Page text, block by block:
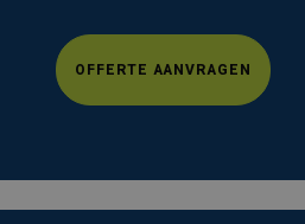
OFFERTE AANVRAGEN